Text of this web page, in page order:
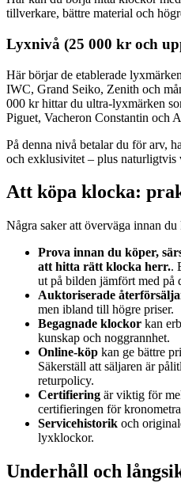
tillverkare, bättre material och
Lyxnivå (25 000 kr och
Här börjar de etablerade
IWC, Grand Seiko, Zenith och
000 kr hittar du ultra-lyxmärken
Piguet, Vacheron Constantin och
På denna nivå betalar du för arv,
och exklusivitet – plus naturligtvis
Att köpa klocka:
Några saker att överväga innan du
Prova innan du köper,
att hitta rätt klocka herr..
ut på bilden jämfört med på
Auktoriserade
men ibland till högre priser.
Begagnade klockor kan
kunskap och noggrannhet.
Online-köp kan ge bättre
Säkerställ att säljaren är
returpolicy.
Certifiering är viktig för
certifieringen för
Servicehistorik och
lyxklockor.
Underhåll och